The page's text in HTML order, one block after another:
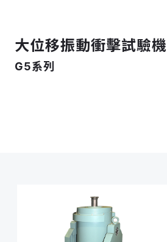
大位移振動衝擊試驗機
G5系列